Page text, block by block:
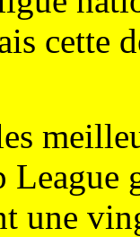
cette
League
une